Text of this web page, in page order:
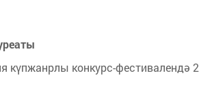
күпжанрлы конкурс-фестивалендә